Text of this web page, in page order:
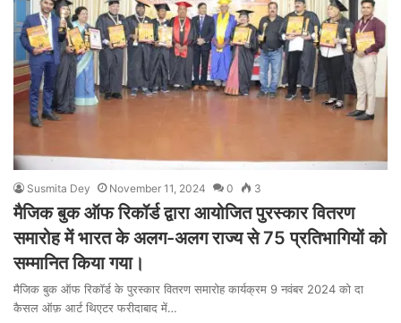
Susmita Dey November 11, 2024 0 3
मैजिक बुक ऑफ रिकॉर्ड द्वारा आयोजित पुरस्कार वितरण
समारोह में भारत के अलग-अलग राज्य से 75 प्रतिभागियों को
सम्मानित किया गया।
मैजिक बुक ऑफ रिकॉर्ड के पुरस्कार वितरण समारोह कार्यक्रम 9 नवंबर 2024 को दा
कैसल ऑफ़ आर्ट थिएटर फरीदाबाद में…